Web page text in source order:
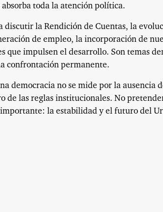
toda la atención política.
discutir la Rendición de Cuentas, la
de empleo, la incorporación de
que impulsen el desarrollo. Son temas
confrontación permanente.
democracia no se mide por la ausencia
de las reglas institucionales. No
la estabilidad y el futuro del